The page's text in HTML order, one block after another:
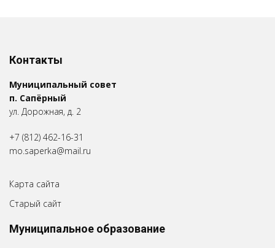
Контакты
Муниципальный совет
п. Сапёрный
ул. Дорожная, д. 2
+7 (812) 462-16-31
mo.saperka@mail.ru
Карта сайта
Старый сайт
Муниципальное образование